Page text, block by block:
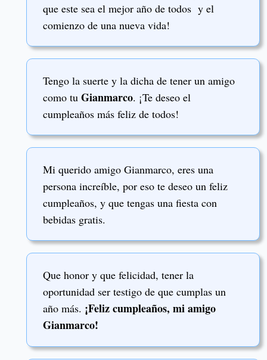
que este sea el mejor año de todos y el
comienzo de una nueva vida!
Tengo la suerte y la dicha de tener un amigo
como tu Gianmarco. ¡Te deseo el
cumpleaños más feliz de todos!
Mi querido amigo Gianmarco, eres una
persona increíble, por eso te deseo un feliz
cumpleaños, y que tengas una fiesta con
bebidas gratis.
Que honor y que felicidad, tener la
oportunidad ser testigo de que cumplas un
año más. ¡Feliz cumpleaños, mi amigo
Gianmarco!